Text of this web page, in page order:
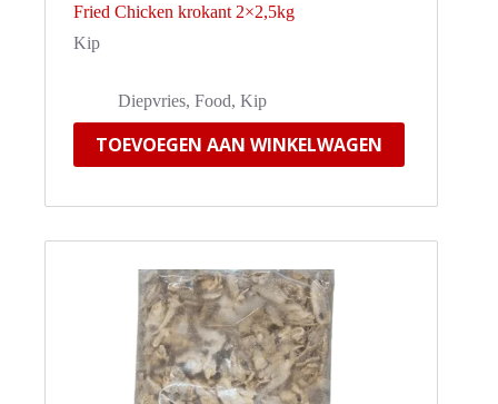
Fried Chicken krokant 2×2,5kg
Kip
Diepvries, Food, Kip
TOEVOEGEN AAN WINKELWAGEN